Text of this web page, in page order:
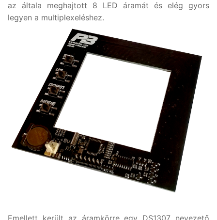
az általa meghajtott 8 LED áramát és elég gyors
legyen a multiplexeléshez.
Emellett került az áramkörre egy DS1307 nevezető